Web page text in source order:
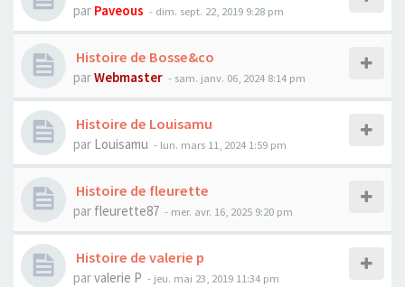
par Paveous - dim. sept. 22, 2019 9:28 pm
Histoire de Bosse&co
parWebmaster - sam. janv. 06, 2024 8:14 pm
Histoire de Louisamu
par Louisamu - lun. mars 11, 2024 1:59 pm
Histoire de fleurette
par fleurette87 - mer. avr. 16, 2025 9:20 pm
Histoire de valerie p
parvalerie P - jeu. mai 23, 2019 11:34 pm